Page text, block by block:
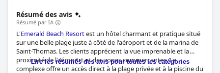
Résumé des avis
Résumé par IA
L'Emerald Beach Resortest un hôtel charmant et pratique situé
sur une belle plage juste à côté de l'aéroport et de la marina de
Saint-Thomas. Les clients apprécient la vue imprenable et la
proximité de l'aéroport et des zones commerçantes. Le
complexe offre un accès direct à la plage privée et à la piscine du
Lire les résumés des avis pour toutes les catégories